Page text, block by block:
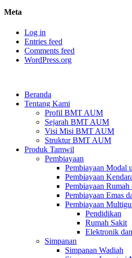
Meta
Log in
Entries feed
Comments feed
WordPress.org
Beranda
Tentang Kami
Profil BMT AUM
Sejarah BMT AUM
Visi Misi BMT AUM
Struktur BMT AUM
Produk Tamwil
Pembiayaan
Pembiayaan Modal
Pembiayaan
Pembiayaan Rumah
Pembiayaan Emas
Pembiayaan
Pendidikan
Rumah Sakit
Elektronik
Simpanan
Simpanan Wadiah